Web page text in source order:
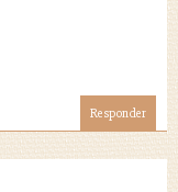
Responder